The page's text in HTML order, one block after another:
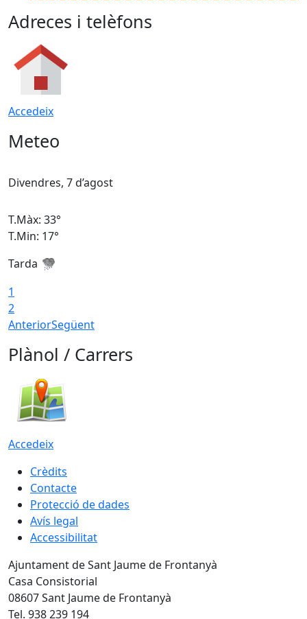
Adreces i telèfons
Accedeix
Meteo
Divendres, 7 d’agost
T.Màx: 33°
T.Min: 17°
Tarda
1
2
AnteriorSegüent
Plànol / Carrers
Accedeix
Crèdits
Contacte
Protecció de dades
Avís legal
Accessibilitat
Ajuntament de Sant Jaume de Frontanyà
Casa Consistorial
08607 Sant Jaume de Frontanyà
Tel. 938 239 194